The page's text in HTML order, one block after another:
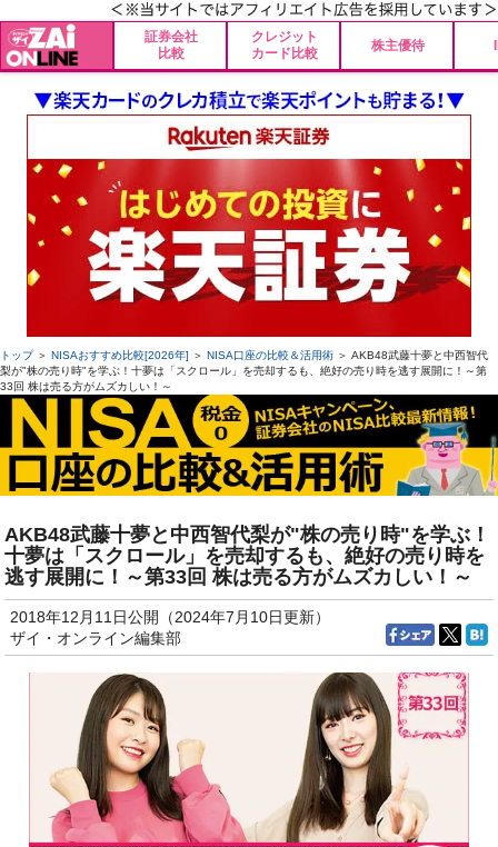
証券会社
比較
クレジット
カード比較
株主優待
トップ＞ NISAおすすめ比較[2026年] ＞ NISA口座の比較＆活用術 ＞ AKB48武藤十夢と中西智代
梨が"株の売り時"を学ぶ！十夢は「スクロール」を売却するも、絶好の売り時を逃す展開に！～第
33回 株は売る方がムズカしい！～
AKB48武藤十夢と中西智代梨が"株の売り時"を学ぶ！
十夢は「スクロール」を売却するも、絶好の売り時を
逃す展開に！～第33回 株は売る方がムズカしい！～
2018年12月11日公開（2024年7月10日更新）
ザイ・オンライン編集部